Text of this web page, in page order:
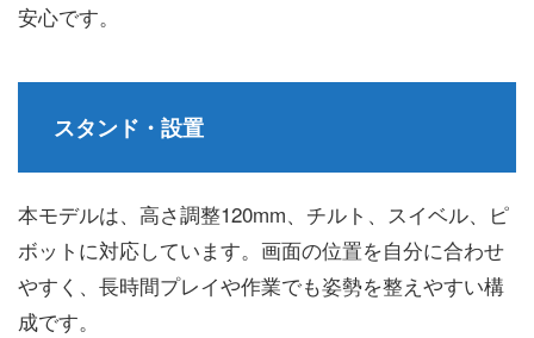
安心です。
スタンド・設置
本モデルは、高さ調整120mm、チルト、スイベル、ピ
ボットに対応しています。画面の位置を自分に合わせ
やすく、長時間プレイや作業でも姿勢を整えやすい構
成です。